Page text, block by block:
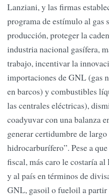
Lanziani, y las firmas
programa de estímulo al gas
producción, proteger la
industria nacional gasífera,
trabajo, incentivar la
importaciones de GNL (gas
en barcos) y combustibles
las centrales eléctricas),
coadyuvar con una balanza
generar certidumbre de
hidrocarburífero”. Pese a
fiscal, más caro le costaría al
y al país en términos de
GNL, gasoil o fueloil a partir